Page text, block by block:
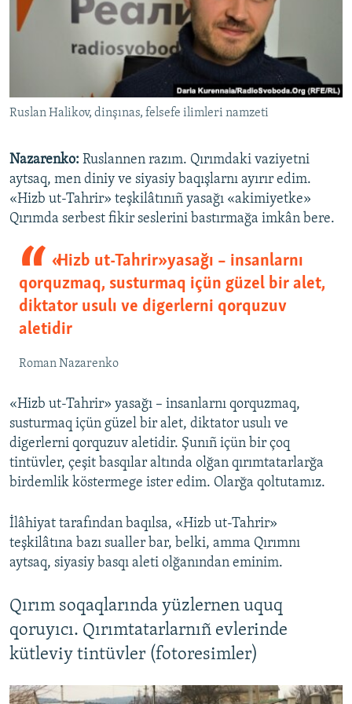
Ruslan Halikov, dinşınas, felsefe ilimleri namzeti
Nazarenko: Ruslannen razım. Qırımdaki vaziyetni
aytsaq, men diniy ve siyasiy baqışlarnı ayırır edim.
«Hizb ut-Tahrir» teşkilâtınıñ yasağı «akimiyetke»
Qırımda serbest fikir seslerini bastırmağa imkân bere.
«Hizb ut-Tahrir» yasağı – insanlarnı
qorquzmaq, susturmaq içün güzel bir alet,
diktator usulı ve digerlerni qorquzuv
aletidir
Roman Nazarenko
«Hizb ut-Tahrir» yasağı – insanlarnı qorquzmaq,
susturmaq içün güzel bir alet, diktator usulı ve
digerlerni qorquzuv aletidir. Şunıñ içün bir çoq
tintüvler, çeşit basqılar altında olğan qırımtatarlarğa
birdemlik köstermege ister edim. Olarğa qoltutamız.
İlâhiyat tarafından baqılsa, «Hizb ut-Tahrir»
teşkilâtına bazı sualler bar, belki, amma Qırımnı
aytsaq, siyasiy basqı aleti olğanından eminim.
Qırım soqaqlarında yüzlernen uquq
qoruyıcı. Qırımtatarlarnıñ evlerinde
kütleviy tintüvler (fotoresimler)